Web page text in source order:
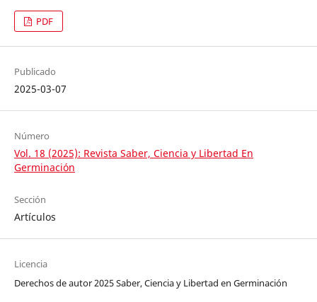
PDF
Publicado
2025-03-07
Número
Vol. 18 (2025): Revista Saber, Ciencia y Libertad En
Germinación
Sección
Artículos
Licencia
Derechos de autor 2025 Saber, Ciencia y Libertad en Germinación